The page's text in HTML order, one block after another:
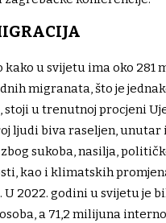
kako u svijetu ima oko 281
migranata, što je
stoji u trenutnoj procjeni
ljudi biva raseljen, unutar
sukoba, nasilja,
kao i klimatskih
2022. godini u svijetu je
a 71,2 milijuna